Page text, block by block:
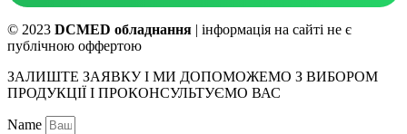
© 2023 DCMED обладнання | інформація на сайті не є
публічною оффертою
ЗАЛИШТЕ ЗАЯВКУ І МИ ДОПОМОЖЕМО З ВИБОРОМ
ПРОДУКЦІЇ І ПРОКОНСУЛЬТУЄМО ВАС
Name